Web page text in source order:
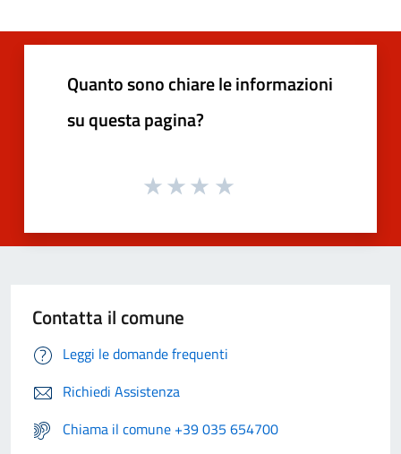
Quanto sono chiare le informazioni
su questa pagina?
Contatta il comune
Leggi le domande frequenti
Richiedi Assistenza
Chiama il comune +39 035 654700